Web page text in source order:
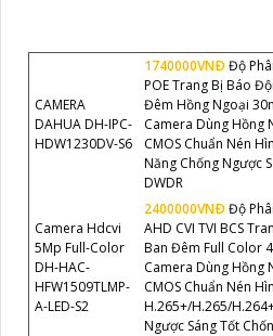
CAMERA
DAHUA DH-IPC-
HDW1230DV-S6
1740000VNÐ Độ
POE Trang Bị Báo
Đêm Hồng Ngoại
Camera Dùng Hồng
CMOS Chuẩn Nén
Năng Chống Ngược
DWDR
Camera Hdcvi
5Mp Full-Color
DH-HAC-
HFW1509TLMP-
A-LED-S2
2400000VNÐ Độ
AHD CVI TVI BCS
Ban Đêm Full Color
Camera Dùng Hồng
CMOS Chuẩn Nén
H.265+/H.265/
Ngược Sáng Tốt